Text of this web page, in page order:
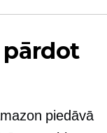
pārdot
piedāvā